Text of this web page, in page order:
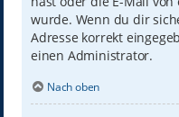
wurde. Wenn du dir
Adresse korrekt
einen Administrator.
Nach oben